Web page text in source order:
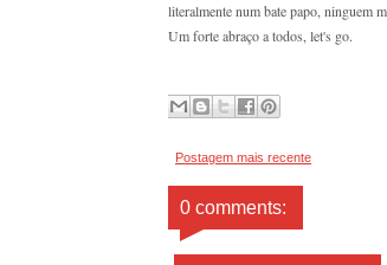
literalmente num bate papo, ninguem
Um forte abraço a todos, let's go.
Postagem mais recente
0 comments: